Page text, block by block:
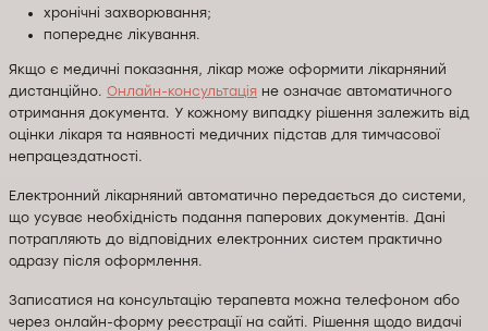
хронічні захворювання;
попереднє лікування.
Якщо є медичні показання, лікар може оформити лікарняний
дистанційно. Онлайн-консультація не означає автоматичного
отримання документа. У кожному випадку рішення залежить від
оцінки лікаря та наявності медичних підстав для тимчасової
непрацездатності.
Електронний лікарняний автоматично передається до системи,
що усуває необхідність подання паперових документів. Дані
потрапляють до відповідних електронних систем практично
одразу після оформлення.
Записатися на консультацію терапевта можна телефоном або
через онлайн-форму реєстрації на сайті. Рішення щодо видачі